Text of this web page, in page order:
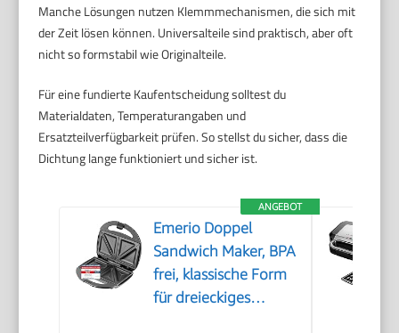
Manche Lösungen nutzen Klemmmechanismen, die sich mit
der Zeit lösen können. Universalteile sind praktisch, aber oft
nicht so formstabil wie Originalteile.
Für eine fundierte Kaufentscheidung solltest du
Materialdaten, Temperaturangaben und
Ersatzteilverfügbarkeit prüfen. So stellst du sicher, dass die
Dichtung lange funktioniert und sicher ist.
ANGEBOT
Emerio Doppel
Sandwich Maker, BPA
frei, klassische Form
für dreieckiges